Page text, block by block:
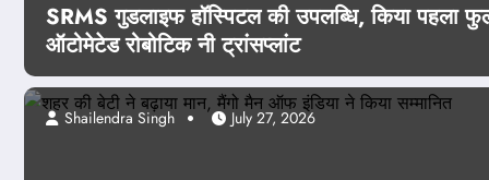
SRMS गुडलाइफ हॉस्पिटल की उपलब्धि, किया पहला
ऑटोमेटेड रोबोटिक नी ट्रांसप्लांट
Shailendra Singh July 27, 2026